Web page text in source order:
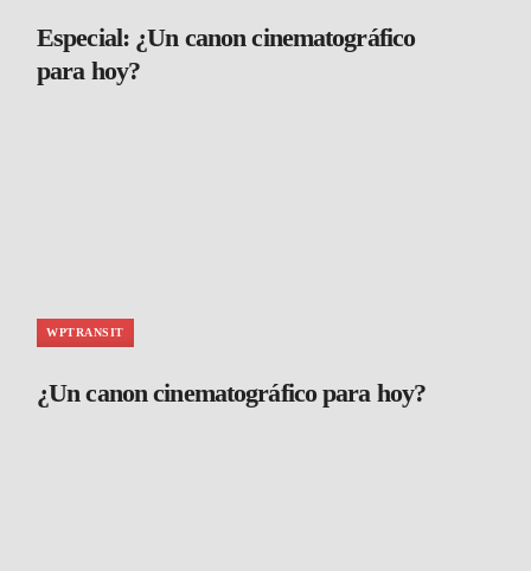
Especial: ¿Un canon cinematográfico
para hoy?
WPTRANSIT
¿Un canon cinematográfico para hoy?